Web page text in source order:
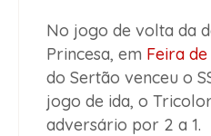
No jogo de volta da
Princesa, em Feira
do Sertão venceu o
jogo de ida, o
adversário por 2 a 1.